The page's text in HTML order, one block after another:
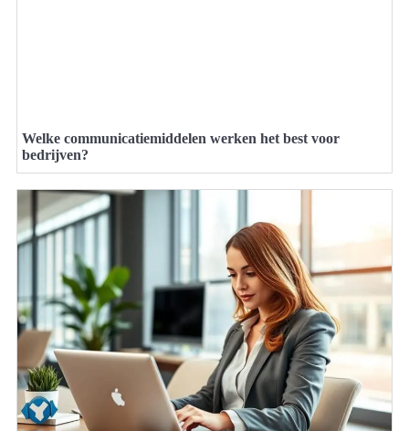
Welke communicatiemiddelen werken het best voor
bedrijven?